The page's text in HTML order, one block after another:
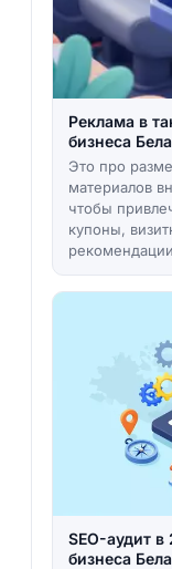
Реклама в
бизнеса
Это про
материалов
чтобы
купоны,
SEO-аудит
бизнеса